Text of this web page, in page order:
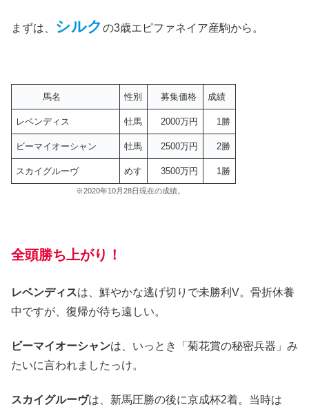
まずは、 シルク の3歳エピファネイア産駒から。
馬名 性別 募集価格 成績
レベンディス 牡馬 2000万円 1勝
ビーマイオーシャン 牡馬 2500万円 2勝
スカイグルーヴ めす 3500万円 1勝
※2020年10月28日現在の成績。
全頭勝ち上がり！
レベンディスは、鮮やかな逃げ切りで未勝利V。骨折休養
中ですが、復帰が待ち遠しい。
ビーマイオーシャンは、いっとき「菊花賞の秘密兵器」み
たいに言われましたっけ。
スカイグルーヴは、新馬圧勝の後に京成杯2着。当時は